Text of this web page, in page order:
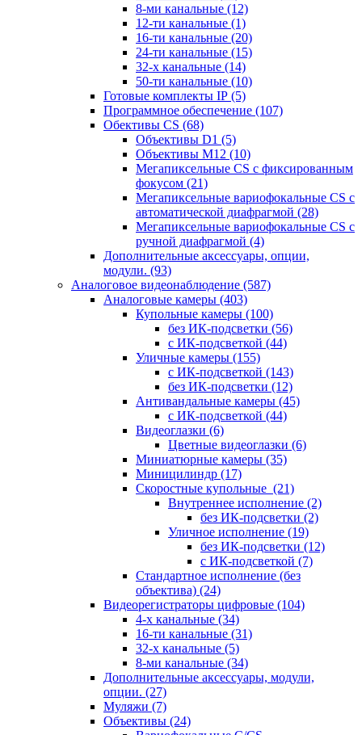
8-ми канальные (12)
12-ти канальные (1)
16-ти канальные (20)
24-ти канальные (15)
32-х канальные (14)
50-ти канальные (10)
Готовые комплекты IP (5)
Программное обеспечение (107)
Обективы CS (68)
Объективы D1 (5)
Объективы M12 (10)
Мегапиксельные CS c фиксированным
фокусом (21)
Мегапиксельные вариофокальные CS c
автоматической диафрагмой (28)
Мегапиксельные вариофокальные CS c
ручной диафрагмой (4)
Дополнительные аксессуары, опции,
модули. (93)
Аналоговое видеонаблюдение (587)
Аналоговые камеры (403)
Купольные камеры (100)
без ИК-подсветки (56)
с ИК-подсветкой (44)
Уличные камеры (155)
с ИК-подсветкой (143)
без ИК-подсветки (12)
Антивандальные камеры (45)
с ИК-подсветкой (44)
Видеоглазки (6)
Цветные видеоглазки (6)
Миниатюрные камеры (35)
Миницилиндр (17)
Скоростные купольные (21)
Внутреннее исполнение (2)
без ИК-подсветки (2)
Уличное исполнение (19)
без ИК-подсветки (12)
с ИК-подсветкой (7)
Стандартное исполнение (без
объектива) (24)
Видеорегистраторы цифровые (104)
4-х канальные (34)
16-ти канальные (31)
32-х канальные (5)
8-ми канальные (34)
Дополнительные аксессуары, модули,
опции. (27)
Муляжи (7)
Объективы (24)